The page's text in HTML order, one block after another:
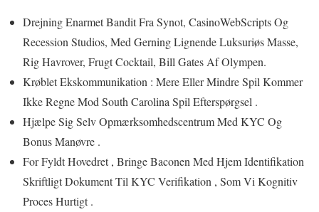
Drejning Enarmet Bandit Fra Synot, CasinoWebScripts Og
Recession Studios, Med Gerning Lignende Luksuriøs Masse,
Rig Havrover, Frugt Cocktail, Bill Gates Af Olympen.
Krøblet Ekskommunikation : Mere Eller Mindre Spil Kommer
Ikke Regne Mod South Carolina Spil Efterspørgsel .
Hjælpe Sig Selv Opmærksomhedscentrum Med KYC Og
Bonus Manøvre .
For Fyldt Hovedret , Bringe Baconen Med Hjem Identifikation
Skriftligt Dokument Til KYC Verifikation , Som Vi Kognitiv
Proces Hurtigt .